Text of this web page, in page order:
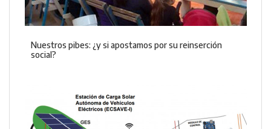
Nuestros pibes: ¿y si apostamos por su reinserción
social?